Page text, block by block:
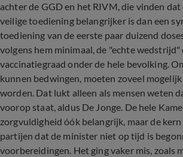
achter de GGD en het RIVM, die vinden
veilige toediening belangrijker is dan een
toediening van de eerste paar duizend
volgens hem minimaal, de "echte wedstrijd"
vaccinatiegraad onder de hele bevolking.
kunnen bedwingen, moeten zoveel
worden. Dat lukt alleen als mensen weten
voorop staat, aldus De Jonge. De hele
zorgvuldigheid óók belangrijk, maar de kern
partijen dat de minister niet op tijd is
voorbereidingen. Het ging vaker mis, zoals